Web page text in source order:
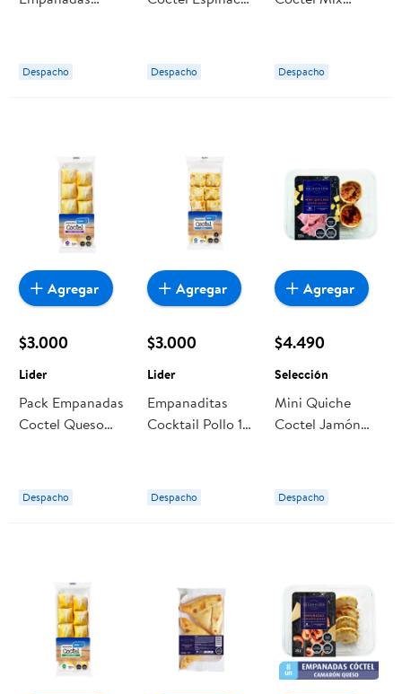
Despacho
Un 300 g
Selección
Despacho
Selección
Despacho
$3.000
Lider
Pack Empanadas
Coctel Queso
Despacho
Agregar
$3.000
Lider
Empanaditas
Cocktail Pollo 1
Despacho
Agregar
$4.490
Selección
Mini Quiche
Coctel Jamón
Un 350 g
Selección
Despacho
Agregar